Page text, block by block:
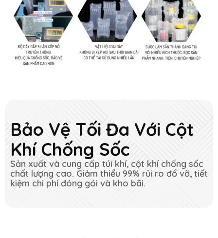
Bảo Vệ Tối Đa Với Cột
Khí Chống Sốc
Sản xuất và cung cấp túi khí, cột khí chống sốc
chất lượng cao. Giảm thiểu 99% rủi ro đổ vỡ, tiết
kiệm chi phí đóng gói và kho bãi.